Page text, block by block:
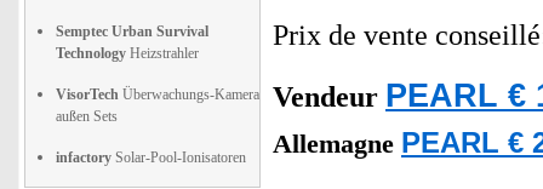
Semptec Urban Survival
Technology Heizstrahler
VisorTech Überwachungs-Kamera
außen Sets
infactory Solar-Pool-Ionisatoren
Prix de vente
Vendeur PEARL €
Allemagne PEARL €